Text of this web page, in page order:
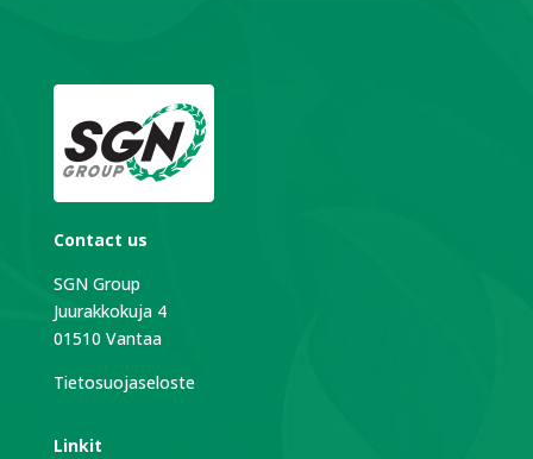
Contact us
SGN Group
Juurakkokuja 4
01510 Vantaa
Tietosuojaseloste
Linkit